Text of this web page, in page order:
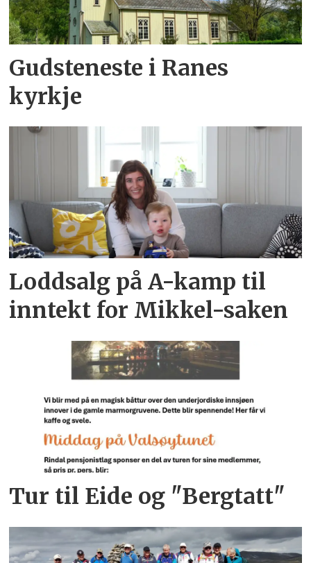
Gudsteneste i Ranes
kyrkje
Loddsalg på A-kamp til
inntekt for Mikkel-saken
Tur til Eide og "Bergtatt"